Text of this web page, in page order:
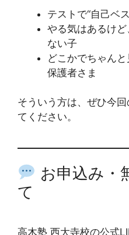
テストで“自己ベ
やる気はあるけ
ない子
どこかでちゃん
保護者さま
そういう方は、ぜひ今
てください。
お申込み・
て
高木塾 西大寺校の公式